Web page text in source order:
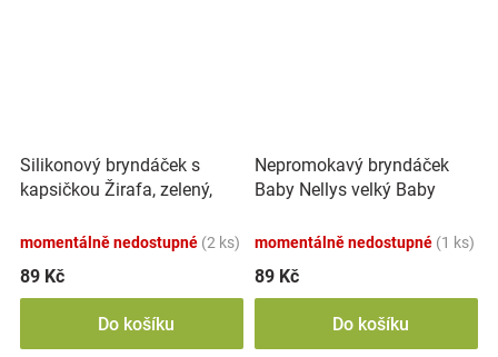
Silikonový bryndáček s
kapsičkou Žirafa, zelený,
momentálně nedostupné (2 ks)
89 Kč
Do košíku
Nepromokavý bryndáček
Baby Nellys velký Baby
růžová
momentálně nedostupné (1 ks)
89 Kč
Do košíku